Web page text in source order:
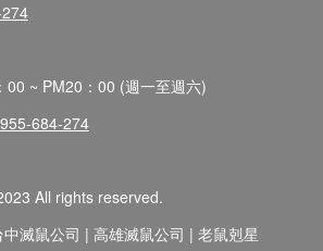
00 ~ PM20：00 (週一至週六)
684-274
All rights reserved.
滅鼠公司 | 高雄滅鼠公司 | 老鼠剋星